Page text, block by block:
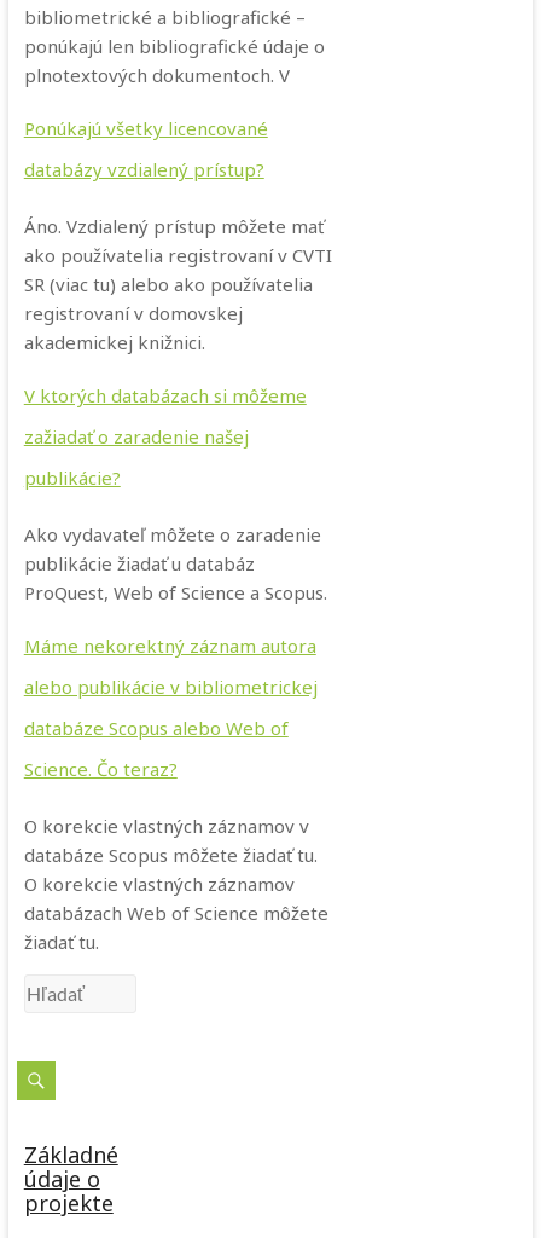
bibliometrické a bibliografické –
ponúkajú len bibliografické údaje o
plnotextových dokumentoch. V
Ponúkajú všetky licencované
databázy vzdialený prístup?
Áno. Vzdialený prístup môžete mať
ako používatelia registrovaní v CVTI
SR (viac tu) alebo ako používatelia
registrovaní v domovskej
akademickej knižnici.
V ktorých databázach si môžeme
zažiadať o zaradenie našej
publikácie?
Ako vydavateľ môžete o zaradenie
publikácie žiadať u databáz
ProQuest, Web of Science a Scopus.
Máme nekorektný záznam autora
alebo publikácie v bibliometrickej
databáze Scopus alebo Web of
Science. Čo teraz?
O korekcie vlastných záznamov v
databáze Scopus môžete žiadať tu.
O korekcie vlastných záznamov
databázach Web of Science môžete
žiadať tu.
Základné
údaje o
projekte